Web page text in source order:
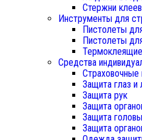
Стержни
Инструменты для
Пистолеты
Пистолеты
Средства
Страховочные
Защита глаз и
Защита рук
Защита
Защита головы
Защита